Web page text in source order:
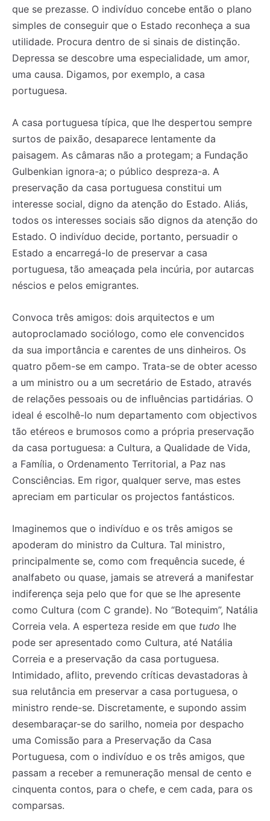
que se prezasse. O indivíduo concebe então o plano
simples de conseguir que o Estado reconheça a sua
utilidade. Procura dentro de si sinais de distinção.
Depressa se descobre uma especialidade, um amor,
uma causa. Digamos, por exemplo, a casa
portuguesa.
A casa portuguesa típica, que lhe despertou sempre
surtos de paixão, desaparece lentamente da
paisagem. As câmaras não a protegam; a Fundação
Gulbenkian ignora-a; o público despreza-a. A
preservação da casa portuguesa constitui um
interesse social, digno da atenção do Estado. Aliás,
todos os interesses sociais são dignos da atenção do
Estado. O indivíduo decide, portanto, persuadir o
Estado a encarregá-lo de preservar a casa
portuguesa, tão ameaçada pela incúria, por autarcas
néscios e pelos emigrantes.
Convoca três amigos: dois arquitectos e um
autoproclamado sociólogo, como ele convencidos
da sua importância e carentes de uns dinheiros. Os
quatro põem-se em campo. Trata-se de obter acesso
a um ministro ou a um secretário de Estado, através
de relações pessoais ou de influências partidárias. O
ideal é escolhê-lo num departamento com objectivos
tão etéreos e brumosos como a própria preservação
da casa portuguesa: a Cultura, a Qualidade de Vida,
a Família, o Ordenamento Territorial, a Paz nas
Consciências. Em rigor, qualquer serve, mas estes
apreciam em particular os projectos fantásticos.
Imaginemos que o indivíduo e os três amigos se
apoderam do ministro da Cultura. Tal ministro,
principalmente se, como com frequência sucede, é
analfabeto ou quase, jamais se atreverá a manifestar
indiferença seja pelo que for que se lhe apresente
como Cultura (com C grande). No “Botequim”, Natália
Correia vela. A esperteza reside em que tudo lhe
pode ser apresentado como Cultura, até Natália
Correia e a preservação da casa portuguesa.
Intimidado, aflito, prevendo críticas devastadoras à
sua relutância em preservar a casa portuguesa, o
ministro rende-se. Discretamente, e supondo assim
desembaraçar-se do sarilho, nomeia por despacho
uma Comissão para a Preservação da Casa
Portuguesa, com o indivíduo e os três amigos, que
passam a receber a remuneração mensal de cento e
cinquenta contos, para o chefe, e cem cada, para os
comparsas.